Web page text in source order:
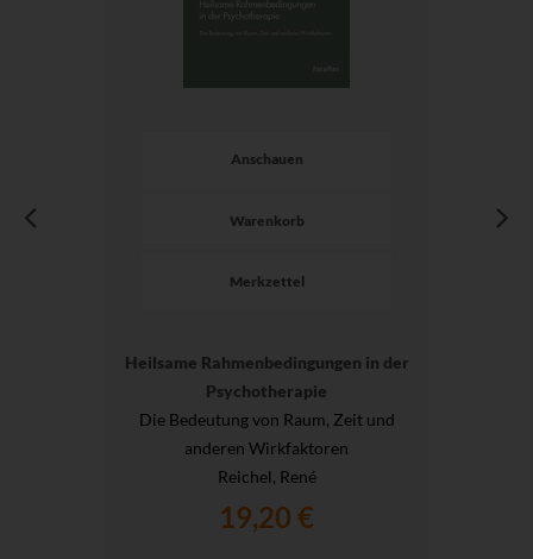
Anschauen
Warenkorb
Merkzettel
Heilsame Rahmenbedingungen in der
Psychotherapie
Die Bedeutung von Raum, Zeit und
anderen Wirkfaktoren
Reichel, René
19,20 €